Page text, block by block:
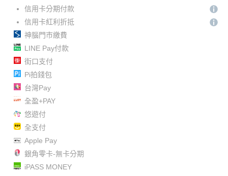
信用卡分期付款
信用卡紅利折抵
神腦門市繳費
LINE Pay付款
街口支付
Pi拍錢包
台灣Pay
全盈+PAY
悠遊付
全支付
Apple Pay
銀角零卡-無卡分期
iPASS MONEY